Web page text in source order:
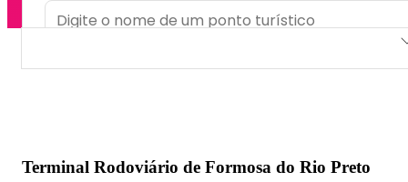
Terminal Rodoviário de Formosa do Rio Preto